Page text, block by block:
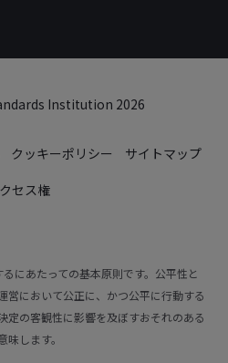
Institution 2026
クッキーポリシー
サイトマップ
セス権
にあたっての基本原則です。公平性と
営において公正に、かつ公平に行動する
定の客観性に影響を及ぼすおそれのある
します。